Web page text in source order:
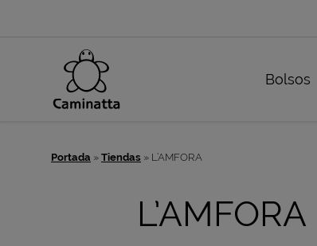
Bolsos
Portada » Tiendas » L’AMFORA
L’AMFORA